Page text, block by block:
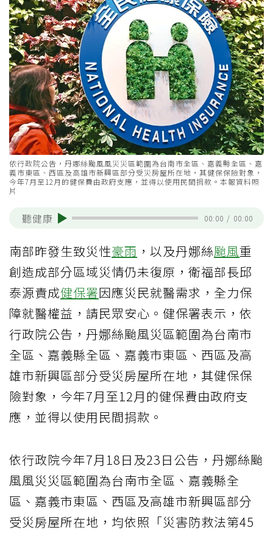
依行政院公告，丹娜絲颱風風災災區範圍為台南市全區、嘉義縣全區、嘉
義市東區、西區及高雄市新興區部分受災房屋所在地，其健保保險對象，
今年7月至12月的健保費由政府支應，並得以使用民間捐款。本報資料照
片
聽健康 00:00 / 00:00
南部昨發生致災性豪雨 ，以及丹娜絲颱風重
創造成部分區域災情仍未復原，衛福部長邱
泰源責成健保署因應災民就醫需求，全力保
障就醫權益，請民眾安心。健保署表示，依
行政院公告，丹娜絲颱風災區範圍為台南市
全區、嘉義縣全區、嘉義市東區、西區及高
雄市新興區部分受災房屋所在地，其健保保
險對象，今年7月至12月的健保費由政府支
應，並得以使用民間捐款。
依行政院今年7月18日及23日公告，丹娜絲颱
風風災災區範圍為台南市全區、嘉義縣全
區、嘉義市東區、西區及高雄市新興區部分
受災房屋所在地，均依照「災害防救法第45